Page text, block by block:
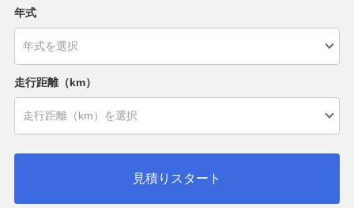
年式
走行距離（km）
見積りスタート